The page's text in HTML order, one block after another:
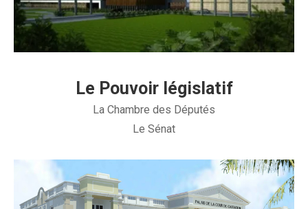
Le Pouvoir législatif
La Chambre des Députés
Le Sénat